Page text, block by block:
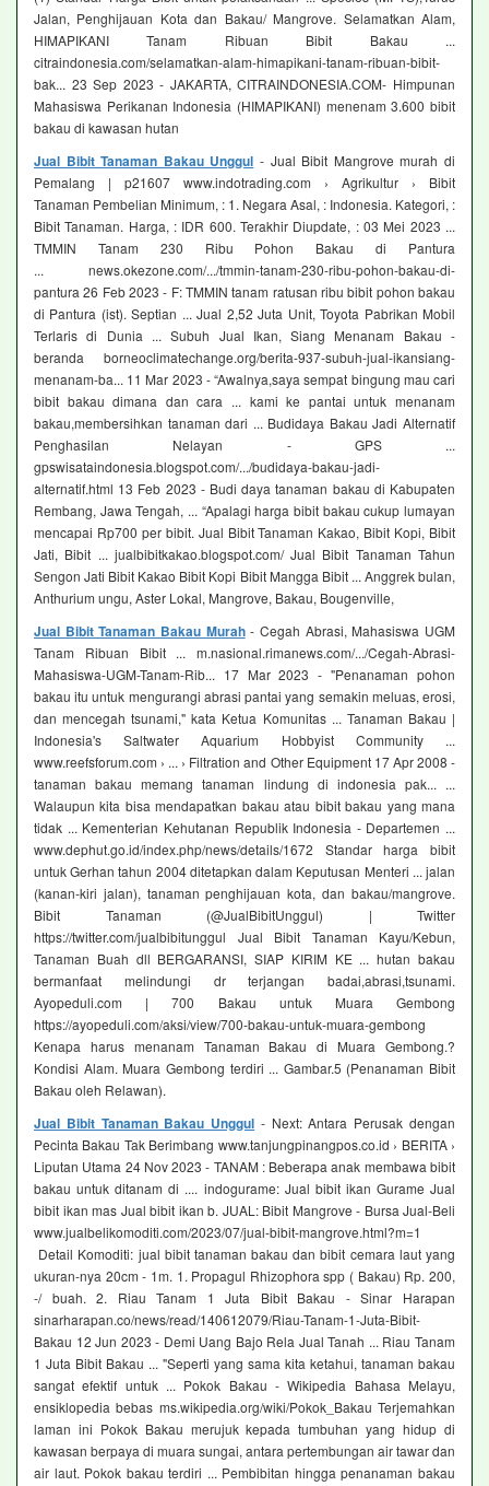
Jalan, Penghijauan Kota dan Bakau/ Mangrove. Selamatkan Alam,
HIMAPIKANI Tanam Ribuan Bibit Bakau ...
citraindonesia.com/selamatkan-alam-himapikani-tanam-ribuan-bibit-
bak... 23 Sep 2023 - JAKARTA, CITRAINDONESIA.COM- Himpunan
Mahasiswa Perikanan Indonesia (HIMAPIKANI) menenam 3.600 bibit
bakau di kawasan hutan
Jual Bibit Tanaman Bakau Unggul - Jual Bibit Mangrove murah di
Pemalang | p21607 www.indotrading.com › Agrikultur › Bibit
Tanaman Pembelian Minimum, : 1. Negara Asal, : Indonesia. Kategori, :
Bibit Tanaman. Harga, : IDR 600. Terakhir Diupdate, : 03 Mei 2023 ...
TMMIN Tanam 230 Ribu Pohon Bakau di Pantura
... news.okezone.com/.../tmmin-tanam-230-ribu-pohon-bakau-di-
pantura 26 Feb 2023 - F: TMMIN tanam ratusan ribu bibit pohon bakau
di Pantura (ist). Septian ... Jual 2,52 Juta Unit, Toyota Pabrikan Mobil
Terlaris di Dunia ... Subuh Jual Ikan, Siang Menanam Bakau -
beranda borneoclimatechange.org/berita-937-subuh-jual-ikansiang-
menanam-ba... 11 Mar 2023 - “Awalnya,saya sempat bingung mau cari
bibit bakau dimana dan cara ... kami ke pantai untuk menanam
bakau,membersihkan tanaman dari ... Budidaya Bakau Jadi Alternatif
Penghasilan Nelayan - GPS ...
gpswisataindonesia.blogspot.com/.../budidaya-bakau-jadi-
alternatif.html 13 Feb 2023 - Budi daya tanaman bakau di Kabupaten
Rembang, Jawa Tengah, ... “Apalagi harga bibit bakau cukup lumayan
mencapai Rp700 per bibit. Jual Bibit Tanaman Kakao, Bibit Kopi, Bibit
Jati, Bibit ... jualbibitkakao.blogspot.com/ Jual Bibit Tanaman Tahun
Sengon Jati Bibit Kakao Bibit Kopi Bibit Mangga Bibit ... Anggrek bulan,
Anthurium ungu, Aster Lokal, Mangrove, Bakau, Bougenville,
Jual Bibit Tanaman Bakau Murah- Cegah Abrasi, Mahasiswa UGM
Tanam Ribuan Bibit ... m.nasional.rimanews.com/.../Cegah-Abrasi-
Mahasiswa-UGM-Tanam-Rib... 17 Mar 2023 - "Penanaman pohon
bakau itu untuk mengurangi abrasi pantai yang semakin meluas, erosi,
dan mencegah tsunami," kata Ketua Komunitas ... Tanaman Bakau |
Indonesia's Saltwater Aquarium Hobbyist Community ...
www.reefsforum.com › ... › Filtration and Other Equipment 17 Apr 2008 -
tanaman bakau memang tanaman lindung di indonesia pak... ...
Walaupun kita bisa mendapatkan bakau atau bibit bakau yang mana
tidak ... Kementerian Kehutanan Republik Indonesia - Departemen ...
www.dephut.go.id/index.php/news/details/1672 Standar harga bibit
untuk Gerhan tahun 2004 ditetapkan dalam Keputusan Menteri ... jalan
(kanan-kiri jalan), tanaman penghijauan kota, dan bakau/mangrove.
Bibit Tanaman (@JualBibitUnggul) | Twitter
https://twitter.com/jualbibitunggul Jual Bibit Tanaman Kayu/Kebun,
Tanaman Buah dll BERGARANSI, SIAP KIRIM KE ... hutan bakau
bermanfaat melindungi dr terjangan badai,abrasi,tsunami.
Ayopeduli.com | 700 Bakau untuk Muara Gembong
https://ayopeduli.com/aksi/view/700-bakau-untuk-muara-gembong
Kenapa harus menanam Tanaman Bakau di Muara Gembong.?
Kondisi Alam. Muara Gembong terdiri ... Gambar.5 (Penanaman Bibit
Bakau oleh Relawan).
Jual Bibit Tanaman Bakau Unggul - Next: Antara Perusak dengan
Pecinta Bakau Tak Berimbang www.tanjungpinangpos.co.id › BERITA ›
Liputan Utama 24 Nov 2023 - TANAM : Beberapa anak membawa bibit
bakau untuk ditanam di .... indogurame: Jual bibit ikan Gurame Jual
bibit ikan mas Jual bibit ikan b. JUAL: Bibit Mangrove - Bursa Jual-Beli
www.jualbelikomoditi.com/2023/07/jual-bibit-mangrove.html?m=1
Detail Komoditi: jual bibit tanaman bakau dan bibit cemara laut yang
ukuran-nya 20cm - 1m. 1. Propagul Rhizophora spp ( Bakau) Rp. 200,
-/ buah. 2. Riau Tanam 1 Juta Bibit Bakau - Sinar Harapan
sinarharapan.co/news/read/140612079/Riau-Tanam-1-Juta-Bibit-
Bakau 12 Jun 2023 - Demi Uang Bajo Rela Jual Tanah ... Riau Tanam
1 Juta Bibit Bakau ... "Seperti yang sama kita ketahui, tanaman bakau
sangat efektif untuk ... Pokok Bakau - Wikipedia Bahasa Melayu,
ensiklopedia bebas ms.wikipedia.org/wiki/Pokok_Bakau Terjemahkan
laman ini Pokok Bakau merujuk kepada tumbuhan yang hidup di
kawasan berpaya di muara sungai, antara pertembungan air tawar dan
air laut. Pokok bakau terdiri ... Pembibitan hingga penanaman bakau